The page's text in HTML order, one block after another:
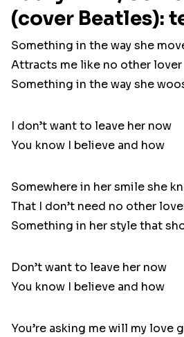
(cover Beatles):
Something in the way she
Attracts me like no other lover
Something in the way she
I don’t want to leave her now
You know I believe and how
Somewhere in her smile she
That I don’t need no other
Something in her style that
Don’t want to leave her now
You know I believe and how
You’re asking me will my love